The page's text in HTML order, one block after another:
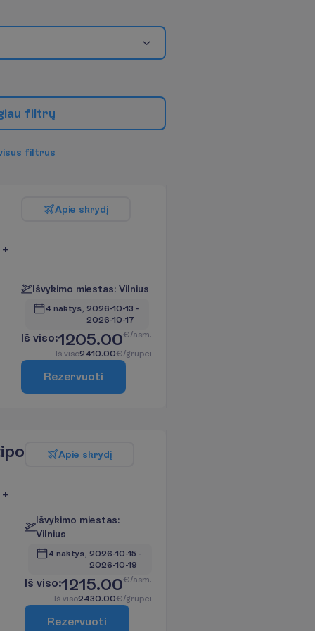
iau filtrų
isus filtrus
Išvykimo miestas: Vilnius
4 naktys, 2026-10-13 -
2026-10-17
Iš viso:1205.00€/asm.
Iš viso2410.00€/grupei
Apie skrydį
Rezervuoti
Išvykimo miestas:
Vilnius
4 naktys, 2026-10-15 -
2026-10-19
Iš viso:1215.00€/asm.
Iš viso2430.00€/grupei
Apie skrydį
Rezervuoti